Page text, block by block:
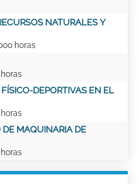
NATURALES Y
horas
DEPORTIVAS EN EL
MAQUINARIA DE